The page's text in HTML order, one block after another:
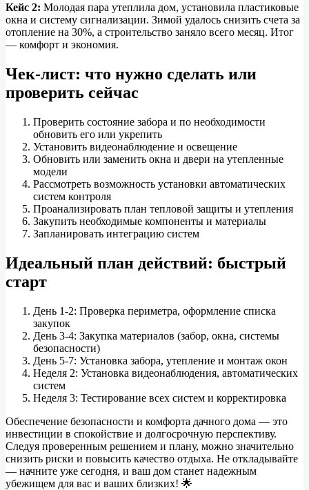
Кейс 2: Молодая пара утеплила дом, установила пластиковые
окна и систему сигнализации. Зимой удалось снизить счета за
отопление на 30%, а строительство заняло всего месяц. Итог
— комфорт и экономия.
Чек-лист: что нужно сделать или
проверить сейчас
Проверить состояние забора и по необходимости
обновить его или укрепить
Установить видеонаблюдение и освещение
Обновить или заменить окна и двери на утепленные
модели
Рассмотреть возможность установки автоматических
систем контроля
Проанализировать план тепловой защиты и утепления
Закупить необходимые компоненты и материалы
Запланировать интеграцию систем
Идеальный план действий: быстрый
старт
День 1-2: Проверка периметра, оформление списка
закупок
День 3-4: Закупка материалов (забор, окна, системы
безопасности)
День 5-7: Установка забора, утепление и монтаж окон
Неделя 2: Установка видеонаблюдения, автоматических
систем
Неделя 3: Тестирование всех систем и корректировка
Обеспечение безопасности и комфорта дачного дома — это
инвестиции в спокойствие и долгосрочную перспективу.
Следуя проверенным решением и плану, можно значительно
снизить риски и повысить качество отдыха. Не откладывайте
— начните уже сегодня, и ваш дом станет надежным
убежищем для вас и ваших близких! 🌟